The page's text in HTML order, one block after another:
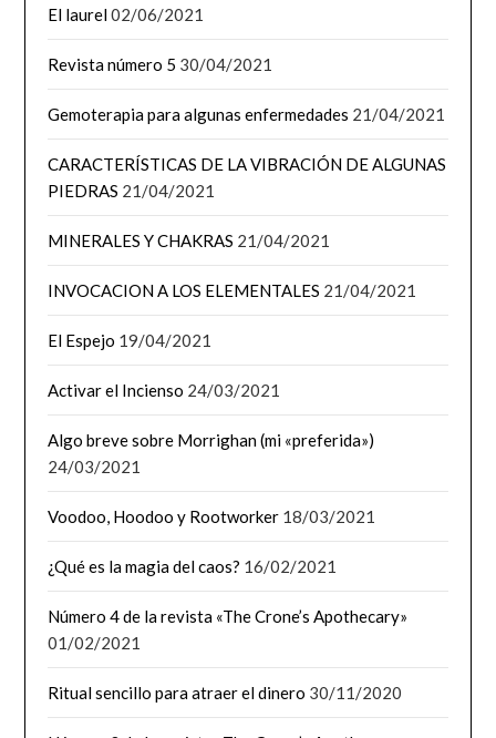
El laurel02/06/2021
Revista número 5 30/04/2021
Gemoterapia para algunas enfermedades 21/04/2021
CARACTERÍSTICAS DE LA VIBRACIÓN DE ALGUNAS
PIEDRAS 21/04/2021
MINERALES Y CHAKRAS 21/04/2021
INVOCACION A LOS ELEMENTALES 21/04/2021
El Espejo 19/04/2021
Activar el Incienso 24/03/2021
Algo breve sobre Morrighan (mi «preferida»)
24/03/2021
Voodoo, Hoodoo y Rootworker 18/03/2021
¿Qué es la magia del caos? 16/02/2021
Número 4 de la revista «The Crone’s Apothecary»
01/02/2021
Ritual sencillo para atraer el dinero 30/11/2020